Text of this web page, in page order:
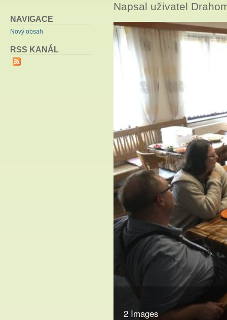
NAVIGACE
Nový obsah
RSS KANÁL
Napsal uživatel
2 Images